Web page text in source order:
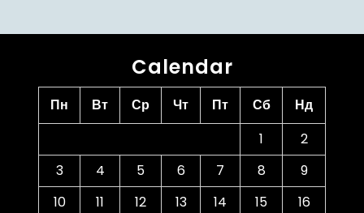
Calendar
Пн Вт Ср Чт Пт Сб
Нд
1
2
3
4 5 6 7 8
9
10
11 12 13 14 15
16